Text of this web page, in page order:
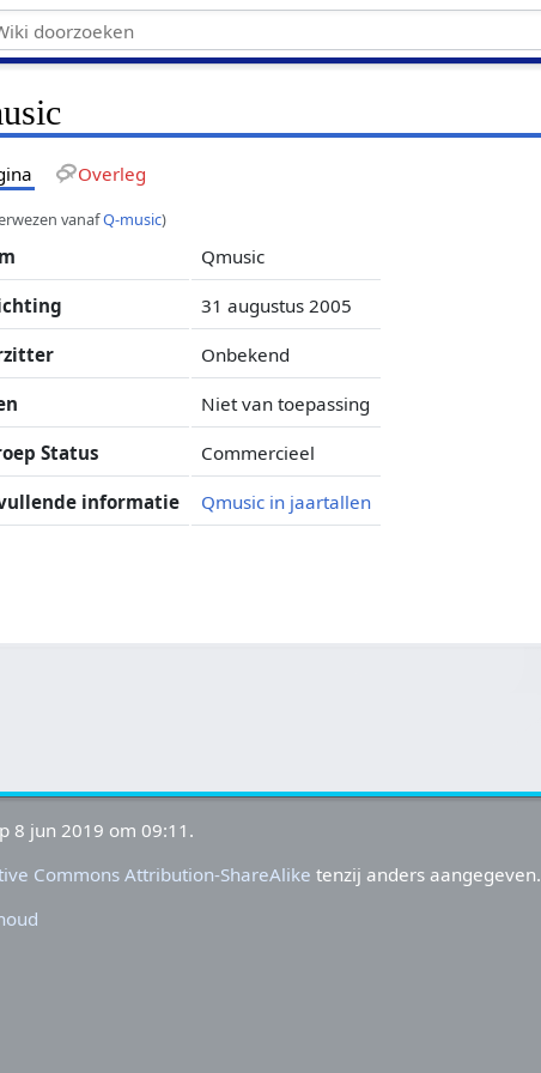
Overleg
vanafQ-music)
Qmusic
31 augustus 2005
Onbekend
Niet van toepassing
Status Commercieel
informatie Qmusic in jaartallen
8 jun 2019 om 09:11.
Commons Attribution-ShareAlike tenzij anders aangegeven.